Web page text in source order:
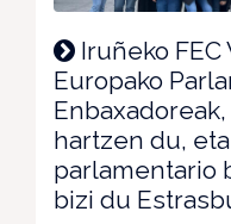
Iruñeko
Europako
hartzen du,
parlamentario
bizi du